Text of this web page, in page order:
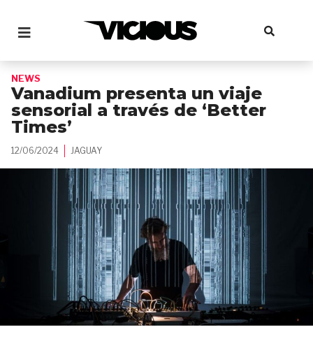
NEWS
Vanadium presenta un viaje
sensorial a través de ‘Better
Times’
12/06/2024 JAGUAY